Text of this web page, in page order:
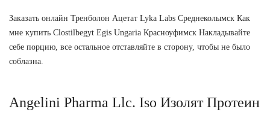
Заказать онлайн Тренболон Ацетат Lyka Labs Среднеколымск Как
мне купить Clostilbegyt Egis Ungaria Красноуфимск Накладывайте
себе порцию, все остальное отставляйте в сторону, чтобы не было
соблазна.
Angelini Pharma Llc. Iso Изолят Протеин